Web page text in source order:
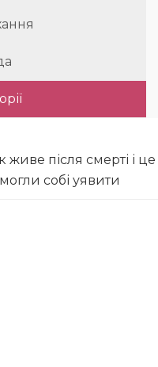
живе після смерті і це
собі уявити